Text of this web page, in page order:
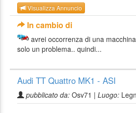
Visualizza Annuncio
In cambio di
avrei occorrenza di una
solo un problema.. quindi...
Audi TT Quattro MK1 - ASI
pubblicato da: Osv71 | Luogo: